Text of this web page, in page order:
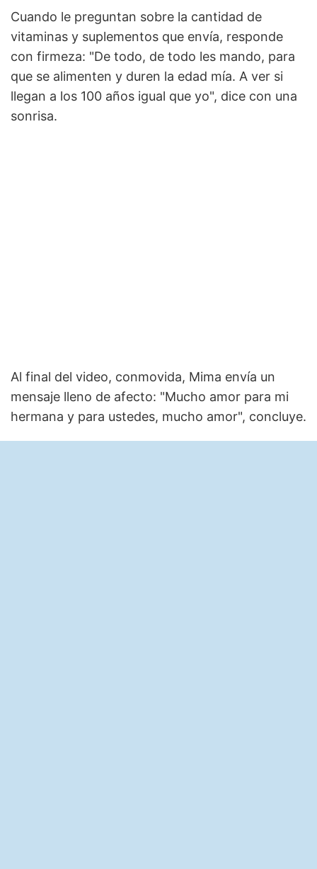
Cuando le preguntan sobre la cantidad de
vitaminas y suplementos que envía, responde
con firmeza: "De todo, de todo les mando, para
que se alimenten y duren la edad mía. A ver si
llegan a los 100 años igual que yo", dice con una
sonrisa.
Al final del video, conmovida, Mima envía un
mensaje lleno de afecto: "Mucho amor para mi
hermana y para ustedes, mucho amor", concluye.